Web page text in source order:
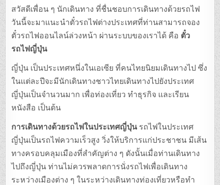
สวัสดีเพื่อน ๆ นักเดินทาง ที่ชื่นชอบการเดินทางด้วยรถไฟ
วันนี้จะมาแนะนำตั๋วรถไฟต่างประเทศที่ท่านสามารถจอง
ตั๋วรถไฟออนไลน์ล่วงหน้า ผ่านระบบของเราได้ คือ ตั๋ว
รถไฟญี่ปุ่น
ญี่ปุ่น เป็นประเทศหนึ่งในเอเซีย ที่คนไทยนิยมเดินทางไป ซึ่ง
ในแต่ละปีจะมีนักเดินทางชาวไทยเดินทางไปยังประเทศ
ญี่ปุ่นเป็นจำนวนมาก เพื่อท่องเที่ยว ทำธุรกิจ และเรียน
หนังสือ เป็นต้น
การเดินทางด้วยรถไฟในประเทศญี่ปุ่นรถไฟในประเทศ
ญี่ปุ่นเป็นรถไฟความเร็วสูง วิ่งให้บริการแก่ประชาชน มีเส้น
ทางครอบคลุมเมืองที่สำคัญต่าง ๆ ดังนั้นเมื่อท่านเดินทาง
ไปถึงญี่ปุ่น ท่านไม่ควรพลาดการนั่งรถไฟเพื่อเดินทาง
ระหว่างเมืองต่าง ๆ ในระหว่างเดินทางท่องเที่ยวหรือทำ